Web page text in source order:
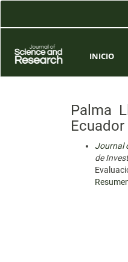
Contenido
Barra
lateral
INICIO
Palma
Ecuador
Journal
de